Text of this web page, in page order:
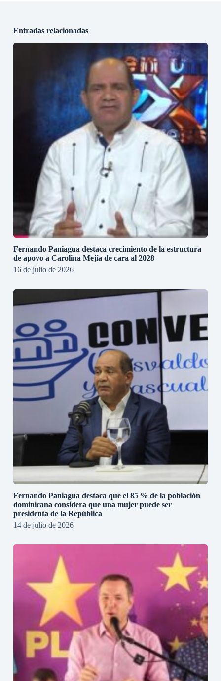
Entradas relacionadas
Fernando Paniagua destaca crecimiento de la estructura
de apoyo a Carolina Mejía de cara al 2028
16 de julio de 2026
Fernando Paniagua destaca que el 85 % de la población
dominicana considera que una mujer puede ser
presidenta de la República
14 de julio de 2026